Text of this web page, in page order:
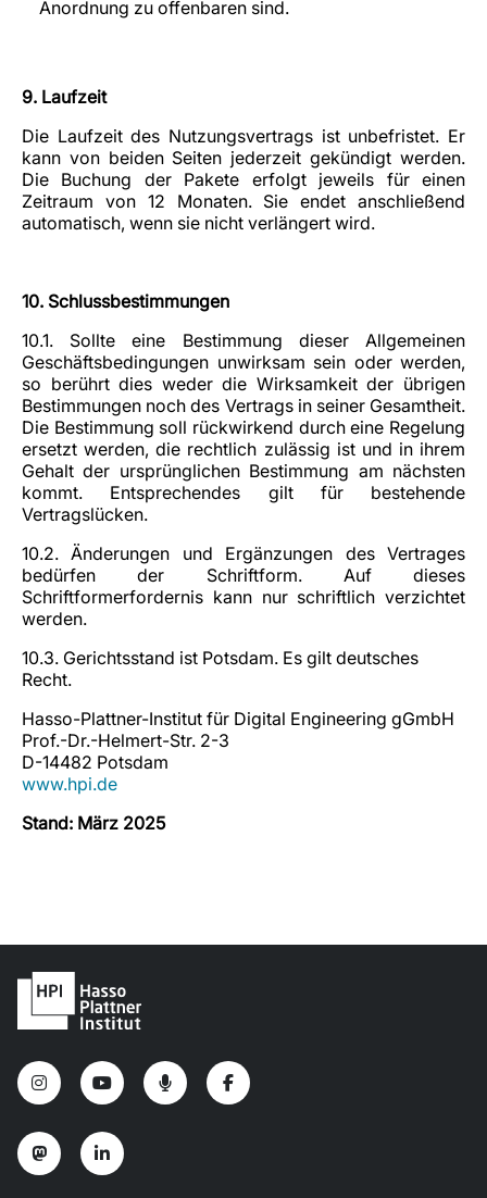
Anordnung zu offenbaren sind.
9. Laufzeit
Die Laufzeit des Nutzungsvertrags ist unbefristet. Er
kann von beiden Seiten jederzeit gekündigt werden.
Die Buchung der Pakete erfolgt jeweils für einen
Zeitraum von 12 Monaten. Sie endet anschließend
automatisch, wenn sie nicht verlängert wird.
10. Schlussbestimmungen
10.1. Sollte eine Bestimmung dieser Allgemeinen
Geschäftsbedingungen unwirksam sein oder werden,
so berührt dies weder die Wirksamkeit der übrigen
Bestimmungen noch des Vertrags in seiner Gesamtheit.
Die Bestimmung soll rückwirkend durch eine Regelung
ersetzt werden, die rechtlich zulässig ist und in ihrem
Gehalt der ursprünglichen Bestimmung am nächsten
kommt. Entsprechendes gilt für bestehende
Vertragslücken.
10.2. Änderungen und Ergänzungen des Vertrages
bedürfen der Schriftform. Auf dieses
Schriftformerfordernis kann nur schriftlich verzichtet
werden.
10.3. Gerichtsstand ist Potsdam. Es gilt deutsches
Recht.
Hasso-Plattner-Institut für Digital Engineering gGmbH
Prof.-Dr.-Helmert-Str. 2-3
D-14482 Potsdam
www.hpi.de
Stand: März 2025
I
n
t
a
g
Y
o
t
u
b
P
o
F
a
M
a
L
i